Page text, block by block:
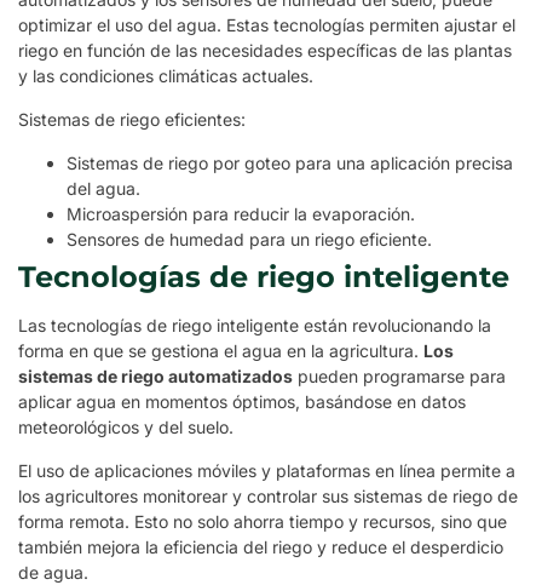
optimizar el uso del agua. Estas tecnologías permiten ajustar el
riego en función de las necesidades específicas de las plantas
y las condiciones climáticas actuales.
Sistemas de riego eficientes:
Sistemas de riego por goteo para una aplicación precisa
del agua.
Microaspersión para reducir la evaporación.
Sensores de humedad para un riego eficiente.
Tecnologías de riego inteligente
Las tecnologías de riego inteligente están revolucionando la
forma en que se gestiona el agua en la agricultura. Los
sistemas de riego automatizados pueden programarse para
aplicar agua en momentos óptimos, basándose en datos
meteorológicos y del suelo.
El uso de aplicaciones móviles y plataformas en línea permite a
los agricultores monitorear y controlar sus sistemas de riego de
forma remota. Esto no solo ahorra tiempo y recursos, sino que
también mejora la eficiencia del riego y reduce el desperdicio
de agua.